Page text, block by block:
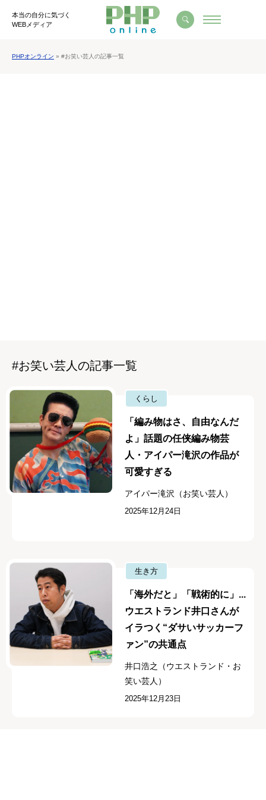
本当の自分に気づく
WEBメディア
PHPオンライン » #お笑い芸人の記事一覧
#お笑い芸人の記事一覧
くらし
「編み物はさ、自由なんだ
よ」話題の任侠編み物芸
人・アイパー滝沢の作品が
可愛すぎる
アイパー滝沢（お笑い芸人）
2025年12月24日
生き方
「海外だと」「戦術的に」...
ウエストランド井口さんが
イラつく“ダサいサッカーフ
ァン”の共通点
井口浩之（ウエストランド・お
笑い芸人）
2025年12月23日